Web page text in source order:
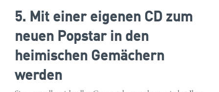
5. Mit einer eigenen CD zum
neuen Popstar in den
heimischen Gemächern
werden